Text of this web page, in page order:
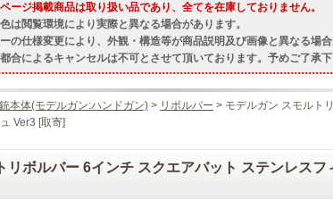
ージ掲載商品は取り扱い品であり、全てを在庫しておりません。
は閲覧環境により実際と異なる場合があります。
の仕様変更により、外観・構造等が商品説明及び画像と異なる場合
合によるキャンセルは不可とさせて頂いております。予めご了承下
銃本体(モデルガン:ハンドガン) > リボルバー > モデルガン スモルト
Ver3 [取寄]
リボルバー 6インチ スクエアバット ステンレスフ